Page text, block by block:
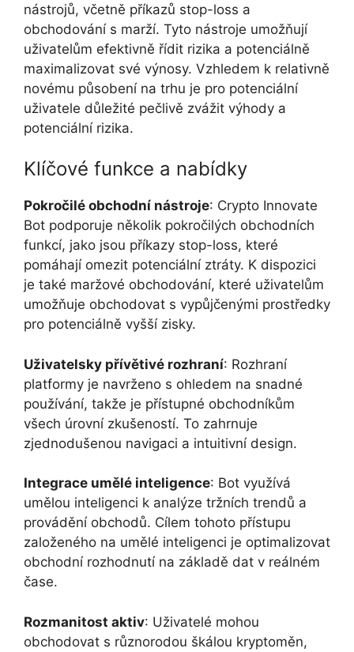
nástrojů, včetně příkazů stop-loss a
obchodování s marží. Tyto nástroje umožňují
uživatelům efektivně řídit rizika a potenciálně
maximalizovat své výnosy. Vzhledem k relativně
novému působení na trhu je pro potenciální
uživatele důležité pečlivě zvážit výhody a
potenciální rizika.
Klíčové funkce a nabídky
Pokročilé obchodní nástroje: Crypto Innovate
Bot podporuje několik pokročilých obchodních
funkcí, jako jsou příkazy stop-loss, které
pomáhají omezit potenciální ztráty. K dispozici
je také maržové obchodování, které uživatelům
umožňuje obchodovat s vypůjčenými prostředky
pro potenciálně vyšší zisky.
Uživatelsky přívětivé rozhraní: Rozhraní
platformy je navrženo s ohledem na snadné
používání, takže je přístupné obchodníkům
všech úrovní zkušeností. To zahrnuje
zjednodušenou navigaci a intuitivní design.
Integrace umělé inteligence: Bot využívá
umělou inteligenci k analýze tržních trendů a
provádění obchodů. Cílem tohoto přístupu
založeného na umělé inteligenci je optimalizovat
obchodní rozhodnutí na základě dat v reálném
čase.
Rozmanitost aktiv: Uživatelé mohou
obchodovat s různorodou škálou kryptoměn,